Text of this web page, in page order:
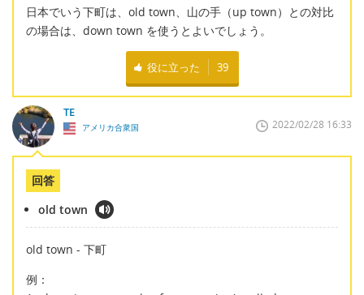
日本でいう下町は、old town、山の手（up town）との対比
の場合は、down town を使うとよいでしょう。
役に立った 39
TE
アメリカ合衆国 2022/02/28 16:33
回答
old town
old town - 下町
例：